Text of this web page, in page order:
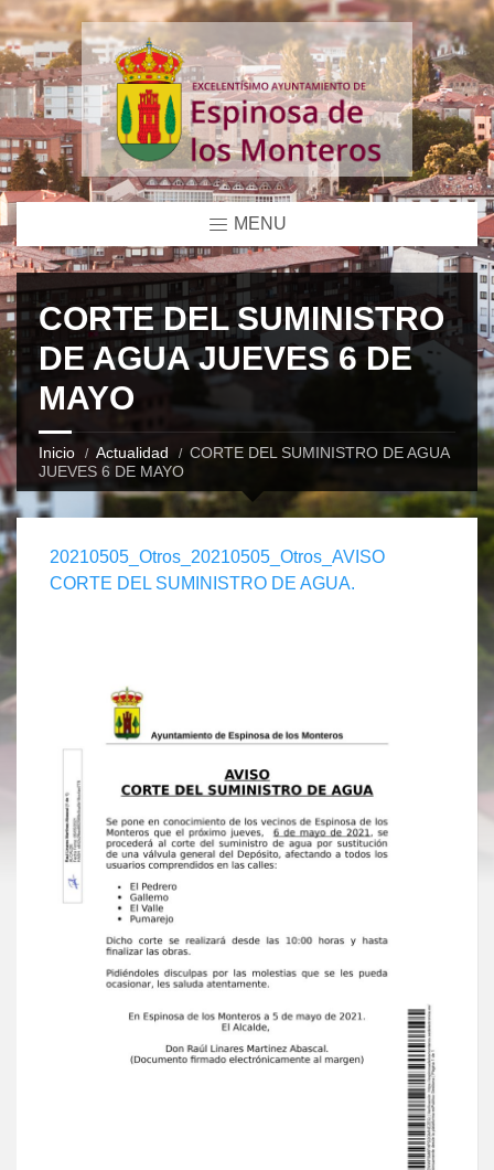
MENU
CORTE DEL SUMINISTRO
DE AGUA JUEVES 6 DE
MAYO
Inicio Actualidad
CORTE DEL SUMINISTRO DE AGUA
JUEVES 6 DE MAYO
20210505_Otros_20210505_Otros_AVISO
CORTE DEL SUMINISTRO DE AGUA.